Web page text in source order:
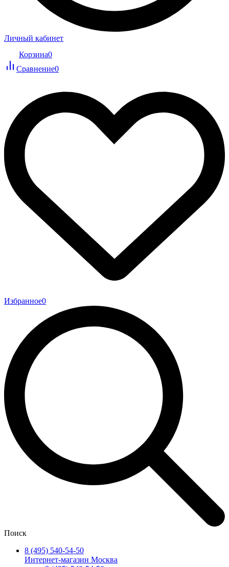
Личный кабинет
Корзина0
Сравнение0
Избранное0
Поиск
8 (495) 540-54-50
Интернет-магазин Москва